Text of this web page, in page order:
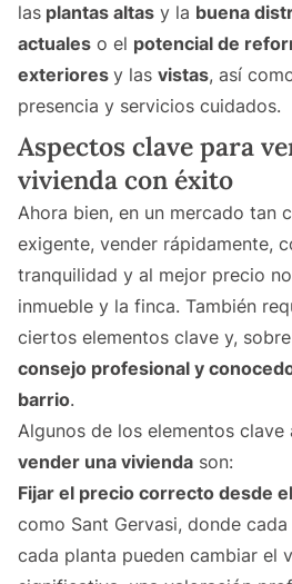
las plantas altas y la buena
actuales o el potencial de
exteriores y las vistas, así
presencia y servicios cuidados.
Aspectos clave para
vivienda con éxito
Ahora bien, en un mercado tan
exigente, vender rápidamente,
tranquilidad y al mejor precio
inmueble y la finca. También
ciertos elementos clave y,
consejo profesional y
barrio.
Algunos de los elementos clave
vender una vivienda son:
Fijar el precio correcto desde
como Sant Gervasi, donde
cada planta pueden cambiar el